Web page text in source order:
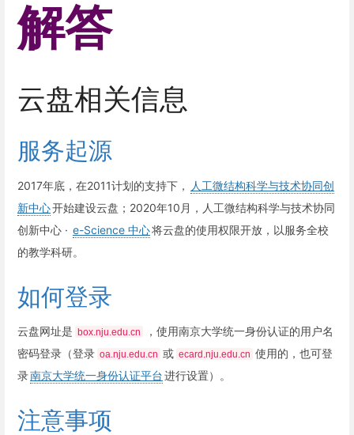
解答
云盘相关信息
服务起源
2017年底，在2011计划的支持下，
人工微结构科学与技术协同创
新中心开始建设云盘；2020年10月，人工微结构科学与技术协同
创新中心 · e-Science 中心将云盘的使用权限开放，以服务全校
的教学科研。
如何登录
云盘网址是 box.nju.edu.cn
，使用南京大学统一身份认证的用户名
密码登录（登录 oa.nju.edu.cn 或 ecard.nju.edu.cn 使用的，也可登
录南京大学统一身份认证平台进行设置）。
注意事项